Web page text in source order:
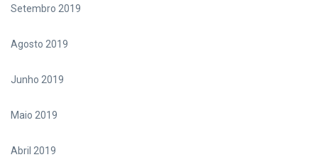
Setembro 2019
Agosto 2019
Junho 2019
Maio 2019
Abril 2019